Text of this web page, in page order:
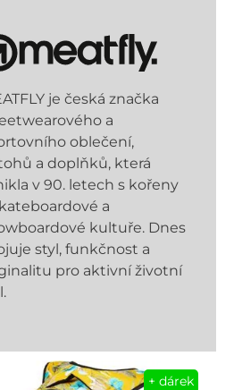
je česká značka
a
oblečení,
a doplňků, která
v 90. letech s kořeny
a
kultuře. Dnes
styl, funkčnost a
pro aktivní životní
+ dárek